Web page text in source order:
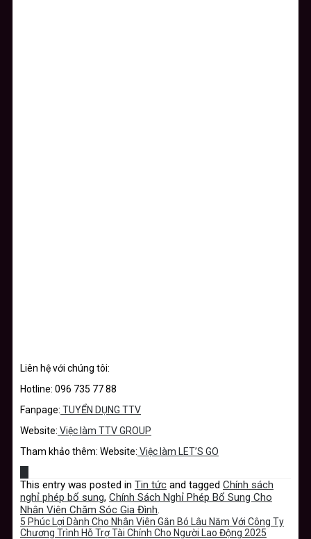
Liên hệ với chúng tôi:
Hotline: 096 735 77 88
Fanpage: TUYỂN DỤNG TTV
Website: Việc làm TTV GROUP
Tham khảo thêm: Website: Việc làm LET’S GO
This entry was posted in Tin tức and tagged Chính sách
nghỉ phép bổ sung, Chính Sách Nghỉ Phép Bổ Sung Cho
Nhân Viên Chăm Sóc Gia Đình.
5 Phúc Lợi Dành Cho Nhân Viên Gắn Bó Lâu Năm Với Công Ty
Chương Trình Hỗ Trợ Tài Chính Cho Người Lao Động 2025